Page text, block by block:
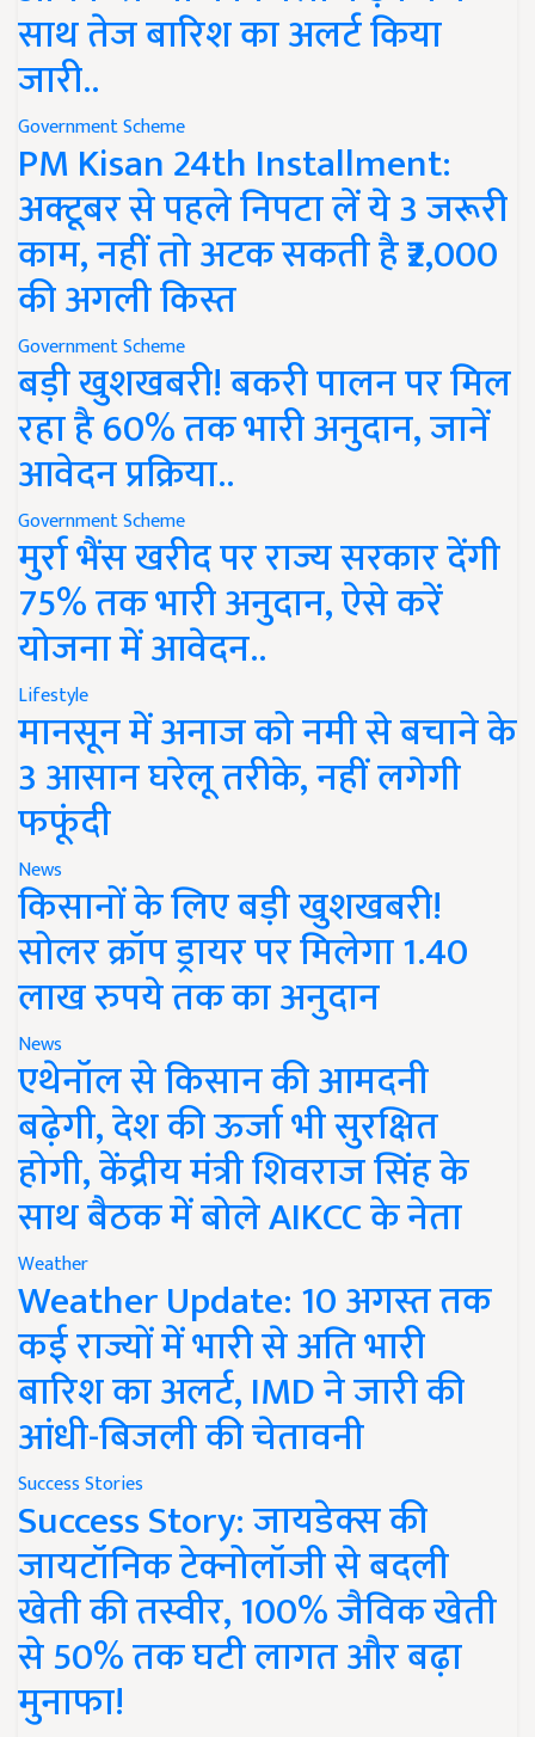
साथ तेज बारिश का अलर्ट किया
जारी..
Government Scheme
PM Kisan 24th Installment:
अक्टूबर से पहले निपटा लें ये 3 जरूरी
काम, नहीं तो अटक सकती है ₹2,000
की अगली किस्त
Government Scheme
बड़ी खुशखबरी! बकरी पालन पर मिल
रहा है 60% तक भारी अनुदान, जानें
आवेदन प्रक्रिया..
Government Scheme
मुर्रा भैंस खरीद पर राज्य सरकार देंगी
75% तक भारी अनुदान, ऐसे करें
योजना में आवेदन..
Lifestyle
मानसून में अनाज को नमी से बचाने के
3 आसान घरेलू तरीके, नहीं लगेगी
फफूंदी
News
किसानों के लिए बड़ी खुशखबरी!
सोलर क्रॉप ड्रायर पर मिलेगा 1.40
लाख रुपये तक का अनुदान
News
एथेनॉल से किसान की आमदनी
बढ़ेगी, देश की ऊर्जा भी सुरक्षित
होगी, केंद्रीय मंत्री शिवराज सिंह के
साथ बैठक में बोले AIKCC के नेता
Weather
Weather Update: 10 अगस्त तक
कई राज्यों में भारी से अति भारी
बारिश का अलर्ट, IMD ने जारी की
आंधी-बिजली की चेतावनी
Success Stories
Success Story: जायडेक्स की
जायटॉनिक टेक्नोलॉजी से बदली
खेती की तस्वीर, 100% जैविक खेती
से 50% तक घटी लागत और बढ़ा
मुनाफा!